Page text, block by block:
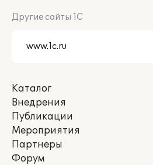
Другие сайты 1С
Каталог
Внедрения
Публикации
Мероприятия
Партнеры
Форум